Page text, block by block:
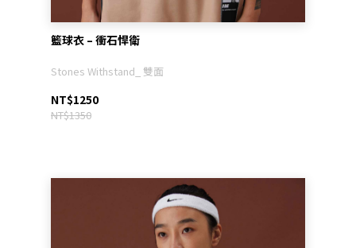
籃球衣 – 衝石悍衛
Stones Withstand_ 雙面
NT$1250
NT$1350